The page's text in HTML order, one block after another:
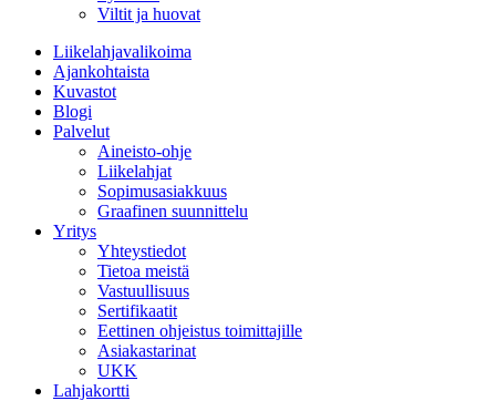
Viltit ja huovat
Liikelahjavalikoima
Ajankohtaista
Kuvastot
Blogi
Palvelut
Aineisto-ohje
Liikelahjat
Sopimusasiakkuus
Graafinen suunnittelu
Yritys
Yhteystiedot
Tietoa meistä
Vastuullisuus
Sertifikaatit
Eettinen ohjeistus toimittajille
Asiakastarinat
UKK
Lahjakortti